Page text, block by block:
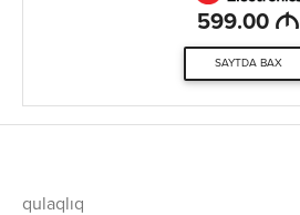
599.00 M
SAYTDA BAX
qulaqlıq